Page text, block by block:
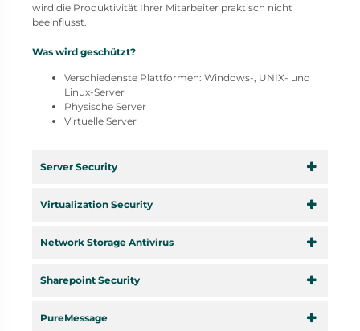
wird die Produktivität Ihrer Mitarbeiter praktisch nicht
beeinflusst.
Was wird geschützt?
Verschiedenste Plattformen: Windows-, UNIX- und
Linux-Server
Physische Server
Virtuelle Server
Server Security
Virtualization Security
Network Storage Antivirus
Sharepoint Security
PureMessage